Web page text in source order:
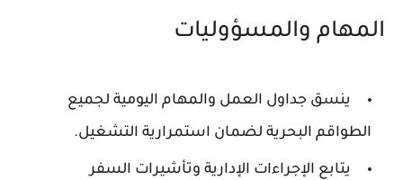
المهام والمسؤوليات
ينسق جداول العمل والمهام اليومية لجميع
الطواقم البحرية لضمان استمرارية التشغيل.
يتابع الإجراءات الإدارية وتأشيرات السفر